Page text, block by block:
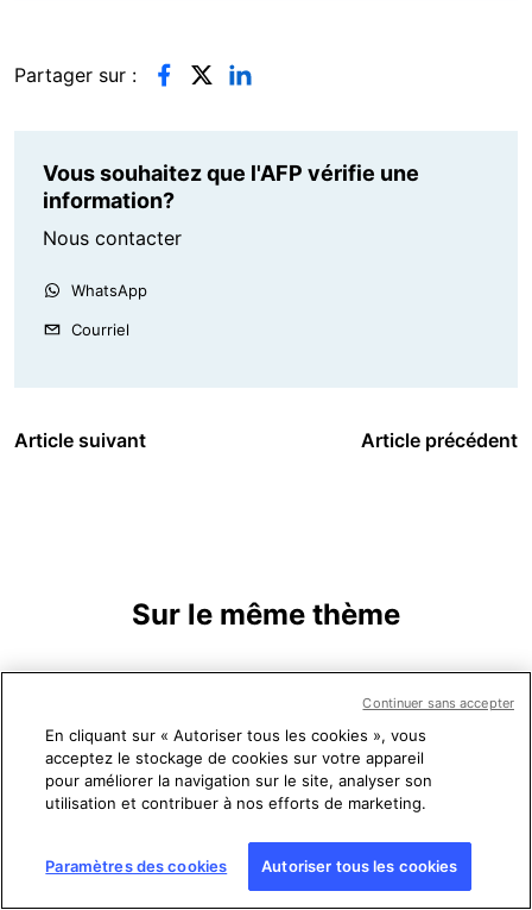
Partager sur :
Vous souhaitez que l'AFP vérifie une
information?
Nous contacter
WhatsApp
Courriel
Article suivant Article précédent
Sur le même thème
Image
En cliquant sur « Autoriser tous les cookies », vous
acceptez le stockage de cookies sur votre appareil
pour améliorer la navigation sur le site, analyser son
utilisation et contribuer à nos efforts de marketing.
Paramètres des cookies Autoriser tous les cookies
Continuer sans accepter